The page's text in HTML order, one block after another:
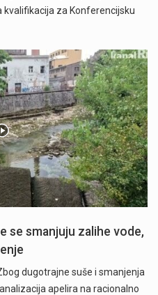
kvalifikacija za Konferencijsku
se smanjuju zalihe vode,
dugotrajne suše i smanjenja
apelira na racionalno